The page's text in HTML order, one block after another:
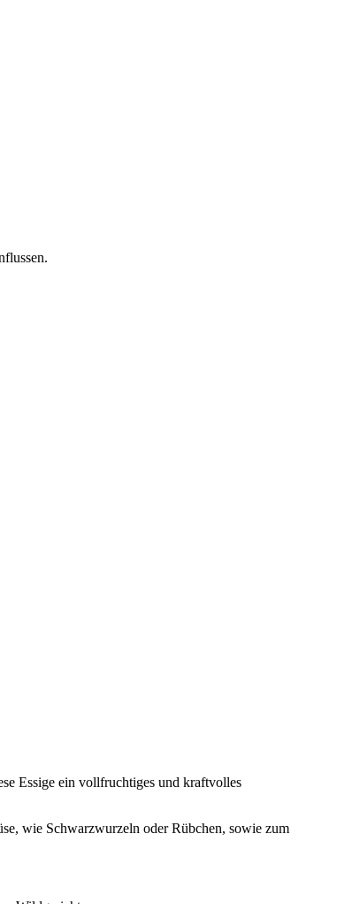
Essige ein vollfruchtiges und kraftvolles
wie Schwarzwurzeln oder Rübchen, sowie zum